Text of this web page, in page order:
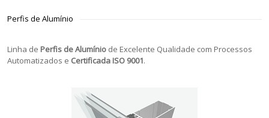
Perfis de Alumínio
Linha de Perfis de Alumínio de Excelente Qualidade com Processos
Automatizados e Certificada ISO 9001.